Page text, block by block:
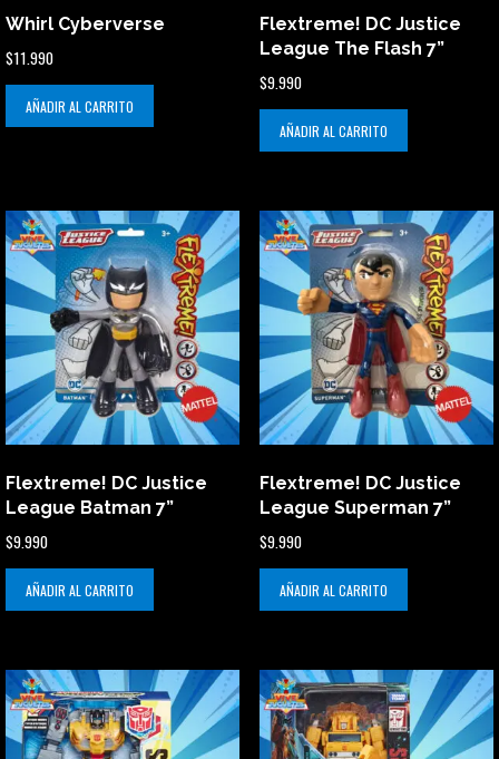
Whirl Cyberverse
$11.990
AÑADIR AL CARRITO
Flextreme! DC Justice
League The Flash 7”
$9.990
AÑADIR AL CARRITO
Flextreme! DC Justice
League Batman 7”
$9.990
AÑADIR AL CARRITO
Flextreme! DC Justice
League Superman 7”
$9.990
AÑADIR AL CARRITO